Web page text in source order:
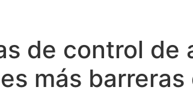
de control de
más